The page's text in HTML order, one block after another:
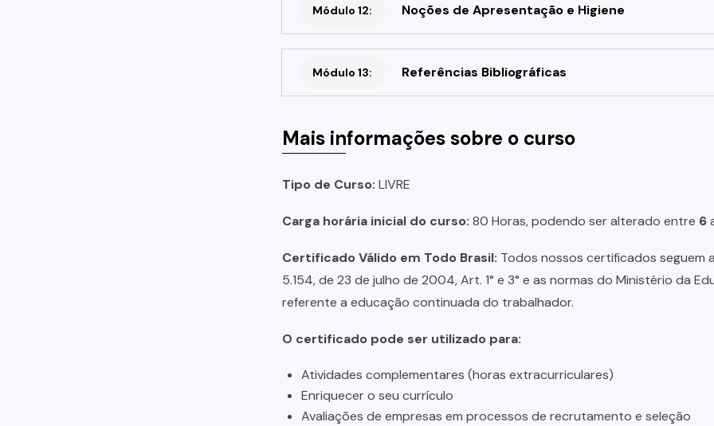
Módulo 12: Noções de Apresentação e Higiene
Módulo 13: Referências Bibliográficas
Mais informações sobre o curso
Tipo de Curso: LIVRE
Carga horária inicial do curso: 80 Horas, podendo ser alterado entre 6
Certificado Válido em Todo Brasil: Todos nossos certificados seguem
5.154, de 23 de julho de 2004, Art. 1° e 3° e as normas do Ministério da
referente a educação continuada do trabalhador.
O certificado pode ser utilizado para:
Atividades complementares (horas extracurriculares)
Enriquecer o seu currículo
Avaliações de empresas em processos de recrutamento e seleção